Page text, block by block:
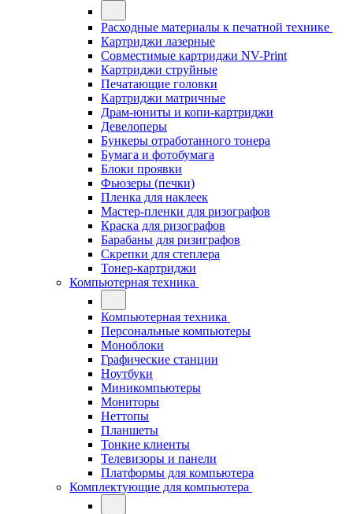
Расходные материалы к печатной технике
Картриджи лазерные
Совместимые картриджи NV-Print
Картриджи струйные
Печатающие головки
Картриджи матричные
Драм-юниты и копи-картриджи
Девелоперы
Бункеры отработанного тонера
Бумага и фотобумага
Блоки проявки
Фьюзеры (печки)
Пленка для наклеек
Мастер-пленки для ризографов
Краска для ризографов
Барабаны для ризиграфов
Скрепки для степлера
Тонер-картриджи
Компьютерная техника
Компьютерная техника
Персональные компьютеры
Моноблоки
Графические станции
Ноутбуки
Миникомпьютеры
Мониторы
Неттопы
Планшеты
Тонкие клиенты
Телевизоры и панели
Платформы для компьютера
Комплектующие для компьютера